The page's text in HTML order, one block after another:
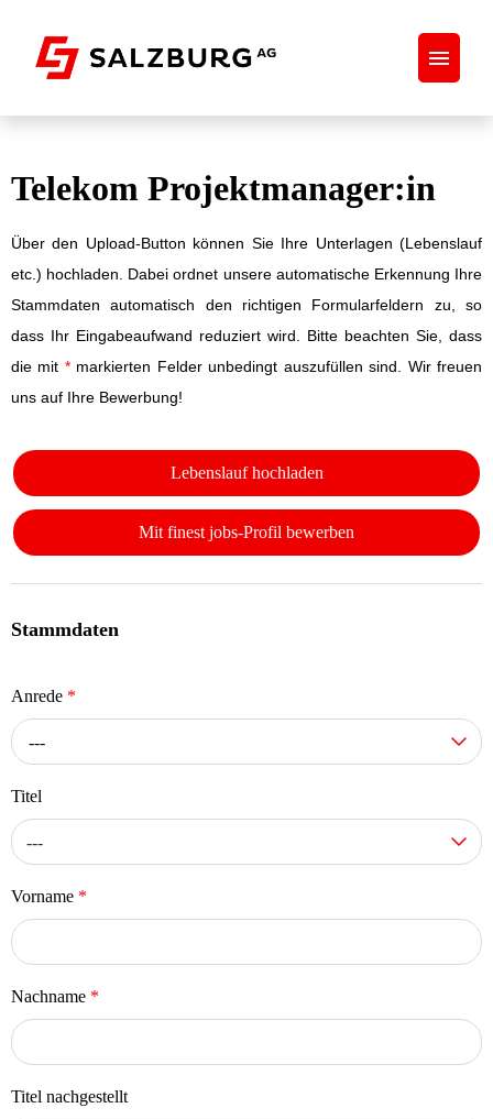
Initiativbewerbung
Praktikum
Telekom Projektmanager:in
Über den Upload-Button können Sie Ihre Unterlagen (Lebenslauf
etc.) hochladen. Dabei ordnet unsere automatische Erkennung Ihre
Stammdaten automatisch den richtigen Formularfeldern zu, so
dass Ihr Eingabeaufwand reduziert wird. Bitte beachten Sie, dass
die mit *markierten Felder unbedingt auszufüllen sind. Wir freuen
uns auf Ihre Bewerbung!
Lebenslauf hochladen
Mit finest jobs-Profil bewerben
Stammdaten
Anrede *
---
Titel
---
Vorname *
Nachname *
Titel nachgestellt